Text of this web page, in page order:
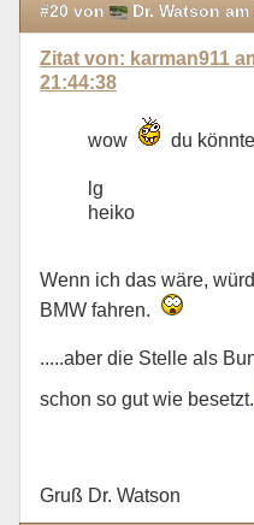
#20 von Dr. Watson
Zitat von: karman911
21:44:38
wow du
lg
heiko
Wenn ich das wäre,
BMW fahren.
.....aber die Stelle als
schon so gut wie besetzt.
Gruß Dr. Watson